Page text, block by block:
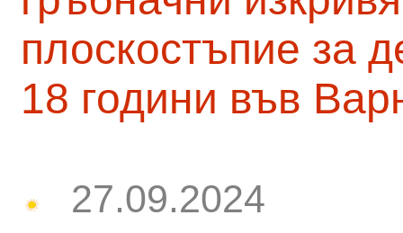
плоскостъпие за
18 години във
27.09.2024